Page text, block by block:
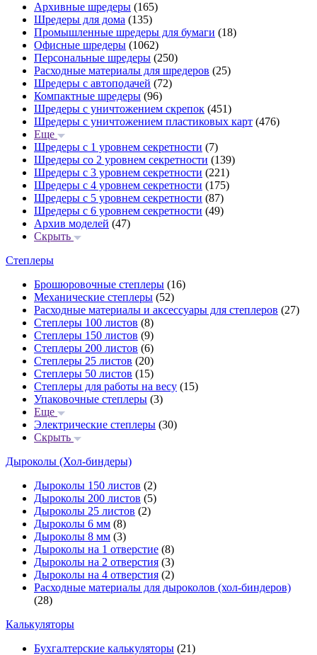
Архивные шредеры (165)
Шредеры для дома (135)
Промышленные шредеры для бумаги (18)
Офисные шредеры (1062)
Персональные шредеры (250)
Расходные материалы для шредеров (25)
Шредеры с автоподачей (72)
Компактные шредеры (96)
Шредеры с уничтожением скрепок (451)
Шредеры с уничтожением пластиковых карт (476)
Еще
Шредеры с 1 уровнем секретности (7)
Шредеры со 2 уровнем секретности (139)
Шредеры с 3 уровнем секретности (221)
Шредеры с 4 уровнем секретности (175)
Шредеры с 5 уровнем секретности (87)
Шредеры с 6 уровнем секретности (49)
Архив моделей (47)
Скрыть
Степлеры
Брошюровочные степлеры (16)
Механические степлеры (52)
Расходные материалы и аксессуары для степлеров (27)
Степлеры 100 листов (8)
Степлеры 150 листов (9)
Степлеры 200 листов (6)
Степлеры 25 листов (20)
Степлеры 50 листов (15)
Степлеры для работы на весу (15)
Упаковочные степлеры (3)
Еще
Электрические степлеры (30)
Скрыть
Дыроколы (Хол-биндеры)
Дыроколы 150 листов (2)
Дыроколы 200 листов (5)
Дыроколы 25 листов (2)
Дыроколы 6 мм (8)
Дыроколы 8 мм (3)
Дыроколы на 1 отверстие (8)
Дыроколы на 2 отверстия (3)
Дыроколы на 4 отверстия (2)
Расходные материалы для дыроколов (хол-биндеров)
(28)
Калькуляторы
Бухгалтерские калькуляторы (21)